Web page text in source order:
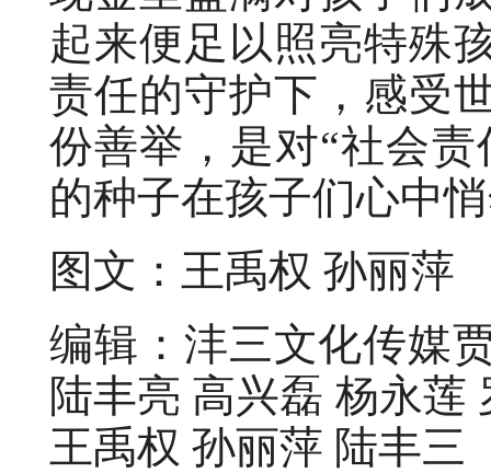
起来便足以照亮特殊
责任的守护下，感受
份善举，是对“社会
的种子在孩子们心中
图文：王禹权 孙丽萍
编辑：沣三文化传媒
陆丰亮 高兴磊 杨永莲
王禹权 孙丽萍 陆丰三